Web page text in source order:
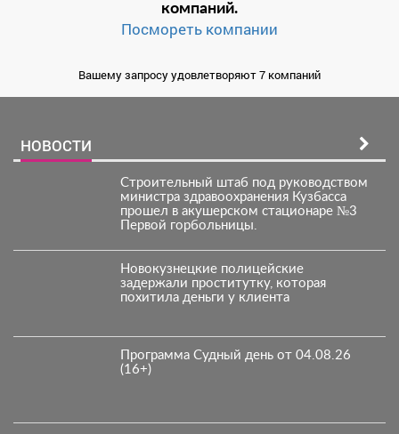
компаний.
Посмореть компании
Вашему запросу удовлетворяют 7 компаний
НОВОСТИ
Строительный штаб под руководством
министра здравоохранения Кузбасса
прошел в акушерском стационаре №3
Первой горбольницы.
Новокузнецкие полицейские
задержали проститутку, которая
похитила деньги у клиента
Программа Судный день от 04.08.26
(16+)